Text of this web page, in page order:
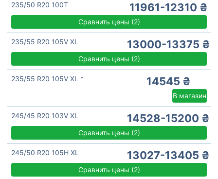
235/50 R20 100T 11961-12310 ₴
Сравнить цены (2)
235/55 R20 105V XL 13000-13375 ₴
Сравнить цены (2)
235/55 R20 105V XL * 14545 ₴
В магазин
245/45 R20 103V XL 14528-15200 ₴
Сравнить цены (2)
245/50 R20 105H XL 13027-13405 ₴
Сравнить цены (2)